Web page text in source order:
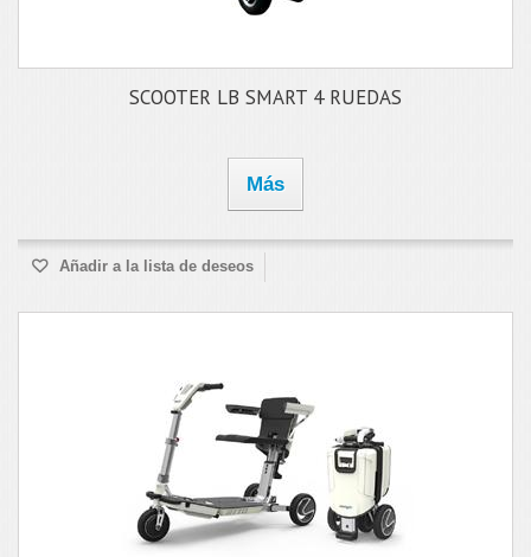
SCOOTER LB SMART 4 RUEDAS
Más
Añadir a la lista de deseos